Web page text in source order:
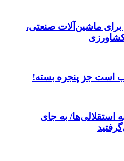
برای ماشین‌آلات صنعتی،
است جز پنجره بسته!
استقلالی‌ها/ به جای